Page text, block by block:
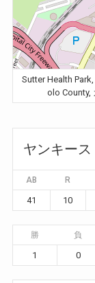
Sutter Health
olo County,
ヤンキース
AB R
41 10
勝 負
1 0